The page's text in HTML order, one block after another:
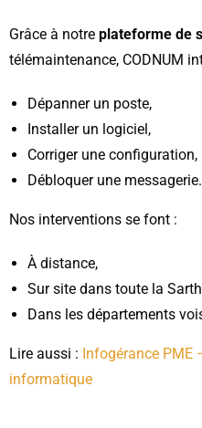
Grâce à notre plateforme de
télémaintenance, CODNUM
Dépanner un poste,
Installer un logiciel,
Corriger une configuration,
Débloquer une messagerie.
Nos interventions se font :
À distance,
Sur site dans toute la
Dans les départements
Lire aussi : Infogérance PME
informatique